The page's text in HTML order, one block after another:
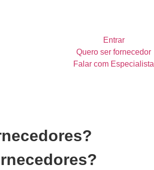
Entrar
Quero ser fornecedor
Falar com Especialista